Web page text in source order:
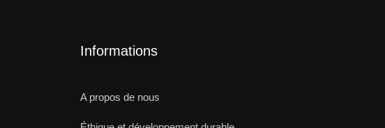
Informations
A propos de nous